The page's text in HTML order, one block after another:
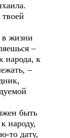
в жизни
–
народа, к
–
быть
народу,
то дату,